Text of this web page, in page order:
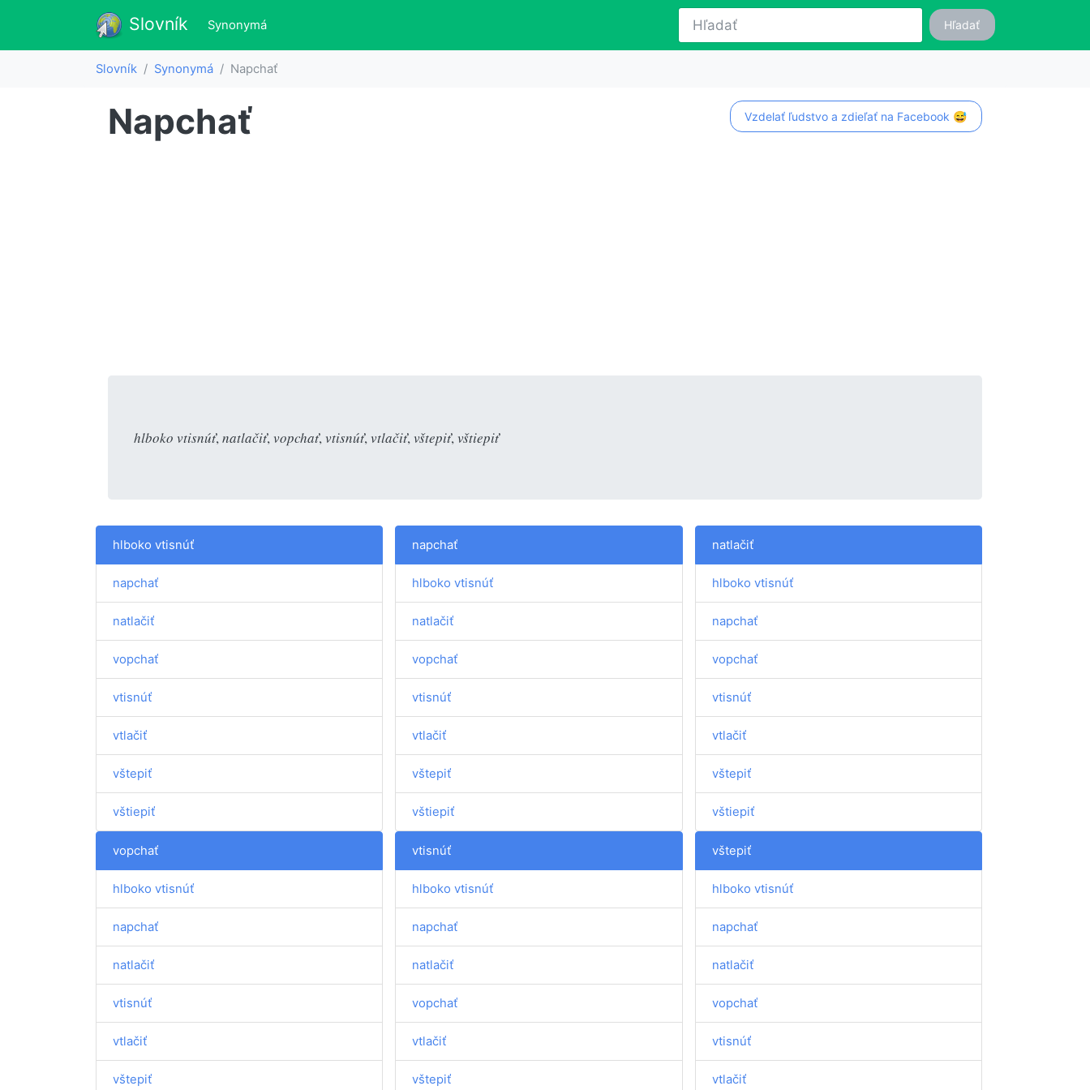
Slovník Slovník
Synonymá(aktualne) Hľadať
Slovník Synonymá Napchať
Vzdelať ľudstvo a zdieľať na Facebook 😅
Napchať
hlboko vtisnúť, natlačiť, vopchať, vtisnúť, vtlačiť, vštepiť, vštiepiť
hlboko vtisnúť
napchať
natlačiť
vopchať
vtisnúť
vtlačiť
vštepiť
vštiepiť
napchať
hlboko vtisnúť
natlačiť
vopchať
vtisnúť
vtlačiť
vštepiť
vštiepiť
natlačiť
hlboko vtisnúť
napchať
vopchať
vtisnúť
vtlačiť
vštepiť
vštiepiť
vopchať
hlboko vtisnúť
napchať
natlačiť
vtisnúť
vtlačiť
vštepiť
vtisnúť
hlboko vtisnúť
napchať
natlačiť
vopchať
vtlačiť
vštepiť
vštepiť
hlboko vtisnúť
napchať
natlačiť
vopchať
vtisnúť
vtlačiť